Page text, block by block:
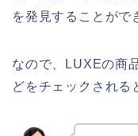
を発見することがで
なので、LUXEの商
どをチェックされる